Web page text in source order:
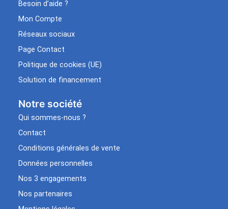
Besoin d’aide ?
Mon Compte
Réseaux sociaux
Page Contact
Politique de cookies (UE)
Solution de financement
Notre société
Qui sommes-nous ?
Contact
Conditions générales de vente
Données personnelles
Nos 3 engagements
Nos partenaires